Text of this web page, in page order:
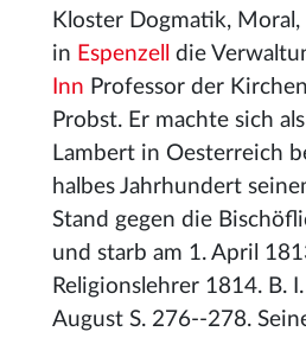
Kloster Dogmatik,
in Espenzell die
Inn Professor der
Probst. Er machte sich
Lambert in Oesterreich
halbes Jahrhundert
Stand gegen die
und starb am 1. April
Religionslehrer 1814. B.
August S. 276--278.